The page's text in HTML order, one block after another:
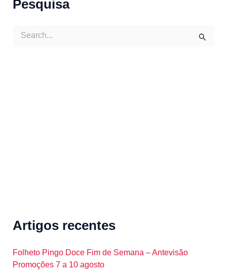
Pesquisa
Artigos recentes
Folheto Pingo Doce Fim de Semana – Antevisão
Promoções 7 a 10 agosto